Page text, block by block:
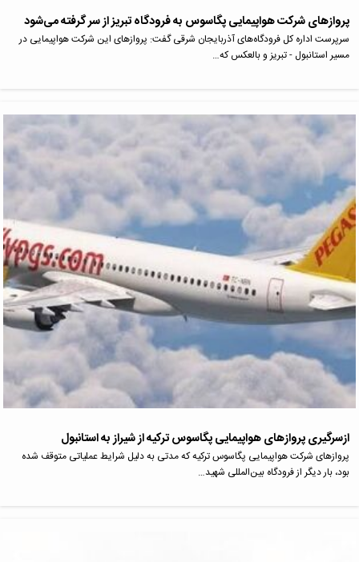
پروازهای شرکت هواپیمایی پگاسوس به فرودگاه تبریز از سر گرفته می‌شود
سرپرست اداره کل فرودگاه‌های آذربایجان شرقی گفت: پروازهای این شرکت هواپیمایی در
مسیر استانبول - تبریز و بالعکس که…
ازسرگیری پروازهای هواپیمایی پگاسوس ترکیه از شیراز به استانبول
پروازهای شرکت هواپیمایی پگاسوس ترکیه که مدتی به دلیل شرایط عملیاتی متوقف شده
بود، بار دیگر از فرودگاه بین‌المللی شهید…